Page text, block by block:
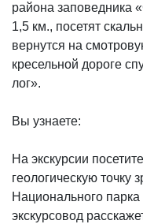
района заповедника
1,5 км., посетят
вернутся на
кресельной дороге
лог».
Вы узнаете:
На экскурсии
геологическую точку
Национального
экскурсовод